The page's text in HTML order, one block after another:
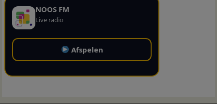
NOOS FM
Live radio
Afspelen